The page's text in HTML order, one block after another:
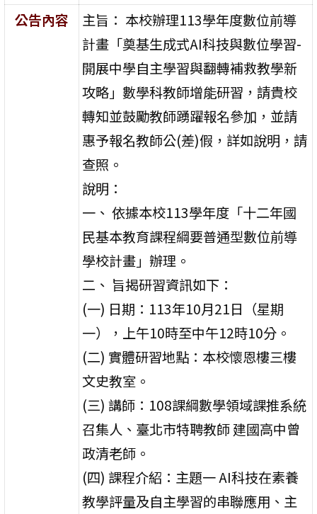
公告內容
主旨： 本校辦理113學年度數位前導
計畫「奠基生成式AI科技與數位學習-
開展中學自主學習與翻轉補救教學新
攻略」數學科教師增能研習，請貴校
轉知並鼓勵教師踴躍報名參加，並請
惠予報名教師公(差)假，詳如說明，請
查照。
說明：
一、 依據本校113學年度「十二年國
民基本教育課程綱要普通型數位前導
學校計畫」辦理。
二、 旨揭研習資訊如下：
(一) 日期：113年10月21日（星期
一），上午10時至中午12時10分。
(二) 實體研習地點：本校懷恩樓三樓
文史教室。
(三) 講師：108課綱數學領域課推系統
召集人、臺北市特聘教師 建國高中曾
政清老師。
(四) 課程介紹：主題一 AI科技在素養
教學評量及自主學習的串聯應用、主